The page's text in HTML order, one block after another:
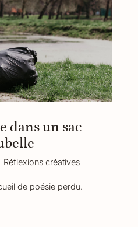
dans un sac
Réflexions créatives
de poésie perdu.